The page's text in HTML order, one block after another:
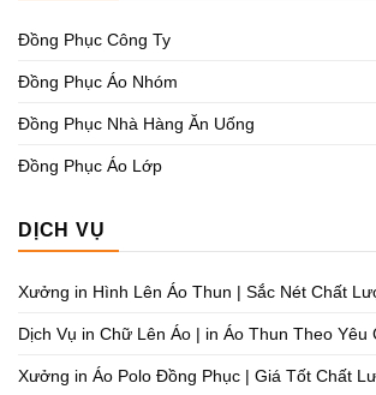
Đồng Phục Công Ty
Đồng Phục Áo Nhóm
Đồng Phục Nhà Hàng Ăn Uống
Đồng Phục Áo Lớp
DỊCH VỤ
Xưởng in Hình Lên Áo Thun | Sắc Nét Chất
Dịch Vụ in Chữ Lên Áo | in Áo Thun Theo Yêu
Xưởng in Áo Polo Đồng Phục | Giá Tốt Chất